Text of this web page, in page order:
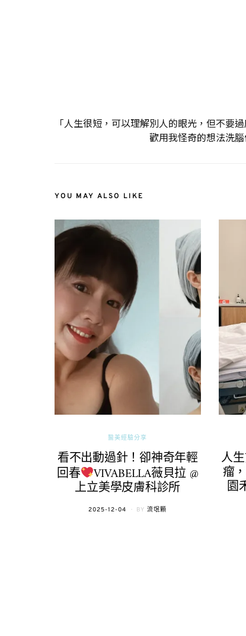
「人生很短，可以理解別人的眼光，但不要
歡用我怪奇的想法洗
YOU MAY ALSO LIKE
醫美經驗分享
看不出動過針！卻神奇年輕
回春 VIVABELLA薇貝拉 @
上立美學皮膚科診所
POSTED
2025-12-04 BY 流氓顆
人
瘤
園